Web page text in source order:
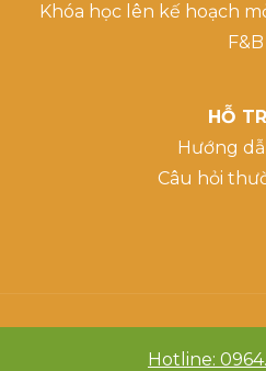
Khóa học lên kế hoạch
F&B
HỖ
Hướng
Câu hỏi
Hotline: